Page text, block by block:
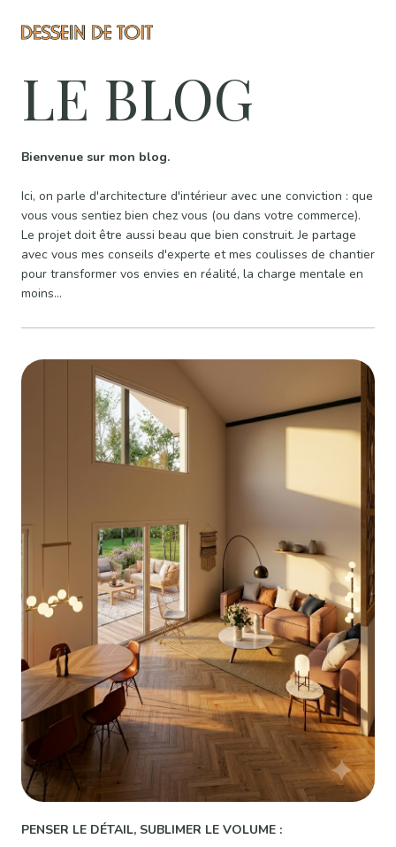
LE BLOG
Bienvenue sur mon blog.
Ici, on parle d'architecture d'intérieur avec une conviction : que
vous vous sentiez bien chez vous (ou dans votre commerce).
Le projet doit être aussi beau que bien construit. Je partage
avec vous mes conseils d'experte et mes coulisses de chantier
pour transformer vos envies en réalité, la charge mentale en
moins...
PENSER LE DÉTAIL, SUBLIMER LE VOLUME :